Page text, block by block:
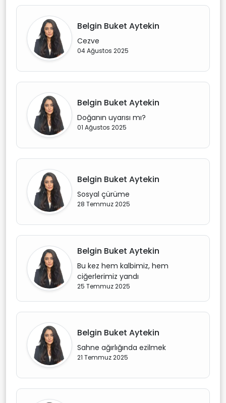
Belgin Buket Aytekin
Cezve
04 Ağustos 2025
Belgin Buket Aytekin
Doğanın uyarısı mı?
01 Ağustos 2025
Belgin Buket Aytekin
Sosyal çürüme
28 Temmuz 2025
Belgin Buket Aytekin
Bu kez hem kalbimiz, hem
ciğerlerimiz yandı
25 Temmuz 2025
Belgin Buket Aytekin
Sahne ağırlığında ezilmek
21 Temmuz 2025